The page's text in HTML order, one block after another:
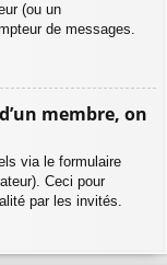
(ou un
de messages.
membre, on
via le formulaire
Ceci pour
par les invités.